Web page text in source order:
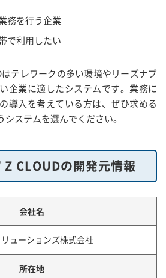
務を行う企業
で利用したい
はテレワークの多い環境やリーズナブ
企業に適したシステムです。業務に
導入を考えている方は、ぜひ求める
ステムを選んでください。
CLOUDの開発元情報
会社名
ューションズ株式会社
所在地